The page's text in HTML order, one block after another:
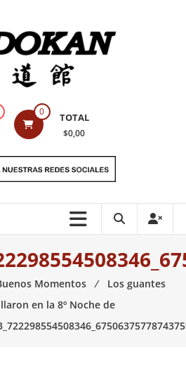
0 TOTAL
$0,00
Momentos ⁄
Los guantes
en la 8º Noche de